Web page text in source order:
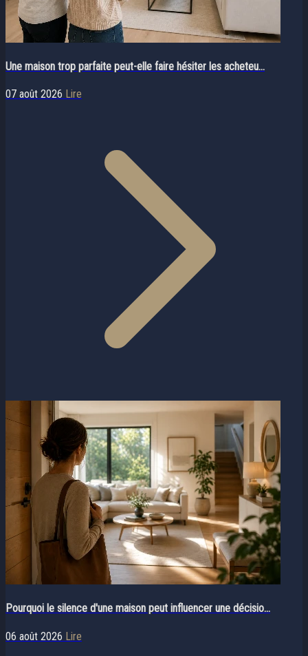
Une maison trop parfaite peut-elle faire hésiter les acheteu...
07 août 2026 Lire
Pourquoi le silence d'une maison peut influencer une décisio...
06 août 2026 Lire